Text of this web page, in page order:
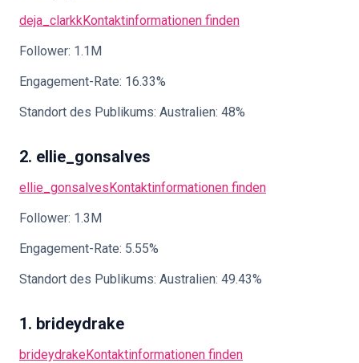
deja_clarkkKontaktinformationen finden
Follower: 1.1M
Engagement-Rate: 16.33%
Standort des Publikums: Australien: 48%
2. ellie_gonsalves
ellie_gonsalvesKontaktinformationen finden
Follower: 1.3M
Engagement-Rate: 5.55%
Standort des Publikums: Australien: 49.43%
1. brideydrake
brideydrakeKontaktinformationen finden